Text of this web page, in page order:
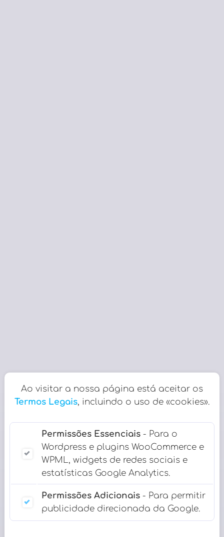
Ao visitar a nossa página está aceitar os
Termos Legais, incluindo o uso de «cookies».
Permissões Essenciais - Para o
Wordpress e plugins WooCommerce e
WPML, widgets de redes sociais e
estatísticas Google Analytics.
Permissões Adicionais - Para permitir
publicidade direcionada da Google.